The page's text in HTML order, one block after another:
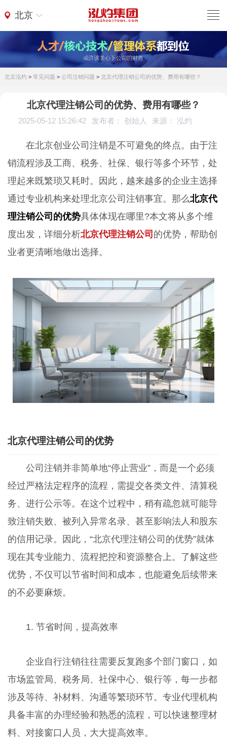
北京
北京泓灼 > 常见问题 > 公司注销问题 > 北京代理注销公司的优势、费用有哪些？
北京代理注销公司的优势、费用有哪些？
2025-05-12 15:26:42 发布者： 创始人 来源： 泓灼
在北京创业公司注销是不可避免的终点。由于注
销流程涉及工商、税务、社保、银行等多个环节，处
理起来既繁琐又耗时。因此，越来越多的企业主选择
通过专业机构来处理北京公司注销事宜。那么北京代
理注销公司的优势具体体现在哪里?本文将从多个维
度出发，详细分析北京代理注销公司 的优势，帮助创
业者更清晰地做出选择。
北京代理注销公司的优势
公司注销并非简单地“停止营业”，而是一个必须
经过严格法定程序的流程，需提交各类文件、清算税
务、进行公示等。在这个过程中，稍有疏忽就可能导
致注销失败、被列入异常名录、甚至影响法人和股东
的信用记录。因此，“北京代理注销公司的优势”就体
现在其专业能力、流程把控和资源整合上。了解这些
优势，不仅可以节省时间和成本，也能避免后续带来
的不必要麻烦。
1. 节省时间，提高效率
企业自行注销往往需要反复跑多个部门窗口，如
市场监管局、税务局、社保中心、银行等，每一步都
涉及等待、补材料、沟通等繁琐环节。专业代理机构
具备丰富的办理经验和熟悉的流程，可以快速整理材
料、对接窗口人员，大大提高效率。